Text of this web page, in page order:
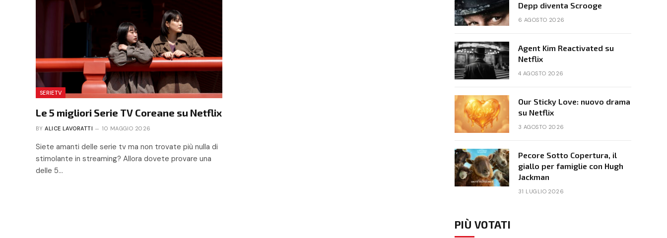
SERIETV
Le 5 migliori Serie TV Coreane su Netflix
BY ALICE LAVORATTI 10 MAGGIO 2026
Siete amanti delle serie tv ma non trovate più nulla di
stimolante in streaming? Allora dovete provare una
delle 5…
Depp diventa Scrooge
6 AGOSTO 2026
Agent Kim Reactivated su
Netflix
4 AGOSTO 2026
Our Sticky Love: nuovo drama
su Netflix
3 AGOSTO 2026
Pecore Sotto Copertura, il
giallo per famiglie con Hugh
Jackman
31 LUGLIO 2026
PIÙ VOTATI